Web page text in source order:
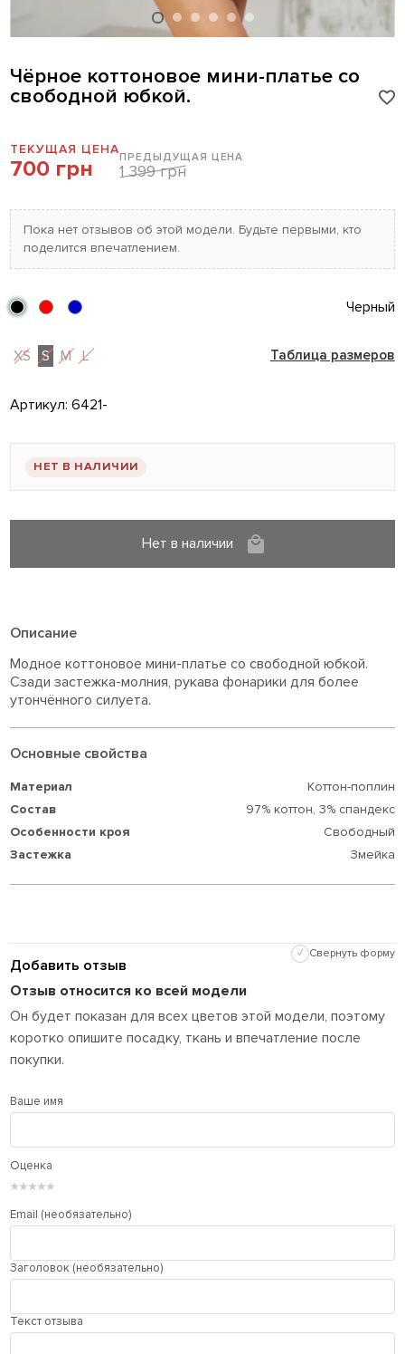
Чёрное коттоновое мини-платье со
свободной юбкой.
ТЕКУЩАЯ ЦЕНА
700 грн ПРЕДЫДУЩАЯ ЦЕНА
1 399 грн
Пока нет отзывов об этой модели. Будьте первыми, кто
поделится впечатлением.
Черный
XS S M L Таблица размеров
Артикул:6421-
НЕТ В НАЛИЧИИ
Нет в наличии
Описание
Модное коттоновое мини-платье со свободной юбкой.
Сзади застежка-молния, рукава фонарики для более
утончённого силуета.
Основные свойства
Материал
Коттон-поплин
Состав
97% коттон, 3% спандекс
Особенности кроя
Свободный
Застежка
Змейка
Добавить отзыв
✓ Свернуть форму
Отзыв относится ко всей модели
Он будет показан для всех цветов этой модели, поэтому
коротко опишите посадку, ткань и впечатление после
покупки.
Ваше имя
Оценка
★
★
★
★
★
Email (необязательно)
Заголовок (необязательно)
Текст отзыва